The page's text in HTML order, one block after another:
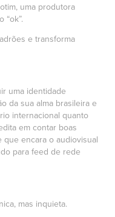
uma produtora
e transforma
uma identidade
da sua alma brasileira e
internacional quanto
em contar boas
encara o audiovisual
para feed de rede
mas inquieta.